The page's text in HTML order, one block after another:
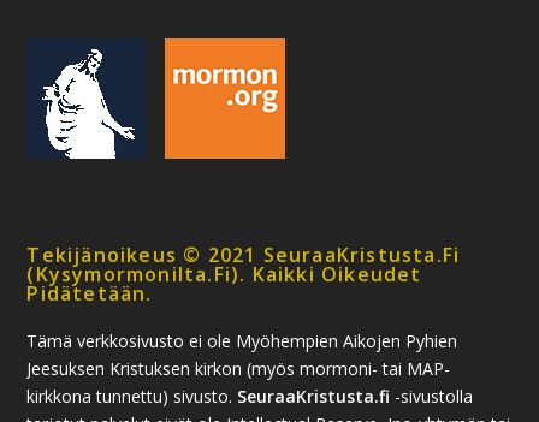
Tekijänoikeus © 2021 SeuraaKristusta.fi
(kysymormonilta.fi). Kaikki Oikeudet
Pidätetään.
Tämä verkkosivusto ei ole Myöhempien Aikojen Pyhien
Jeesuksen Kristuksen kirkon (myös mormoni- tai MAP-
kirkkona tunnettu) sivusto. SeuraaKristusta.fi -sivustolla